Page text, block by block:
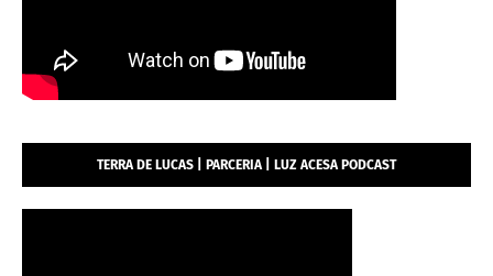
TERRA DE LUCAS | PARCERIA | LUZ ACESA PODCAST